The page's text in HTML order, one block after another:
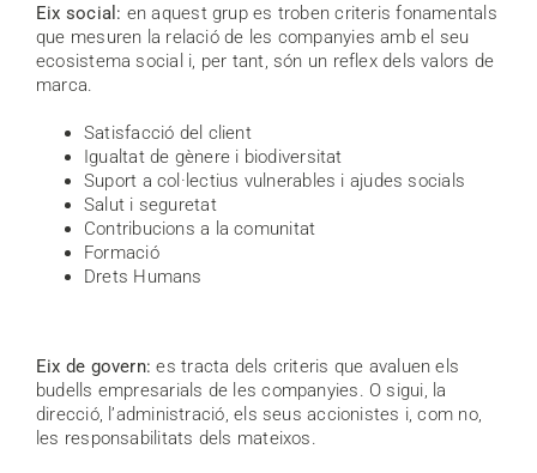
Eix social: en aquest grup es troben criteris fonamentals
que mesuren la relació de les companyies amb el seu
ecosistema social i, per tant, són un reflex dels valors de
marca.
Satisfacció del client
Igualtat de gènere i biodiversitat
Suport a col·lectius vulnerables i ajudes socials
Salut i seguretat
Contribucions a la comunitat
Formació
Drets Humans
Eix de govern: es tracta dels criteris que avaluen els
budells empresarials de les companyies. O sigui, la
direcció, l’administració, els seus accionistes i, com no,
les responsabilitats dels mateixos.